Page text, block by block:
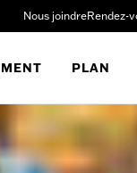
Nous joindreRendez-
PLAN